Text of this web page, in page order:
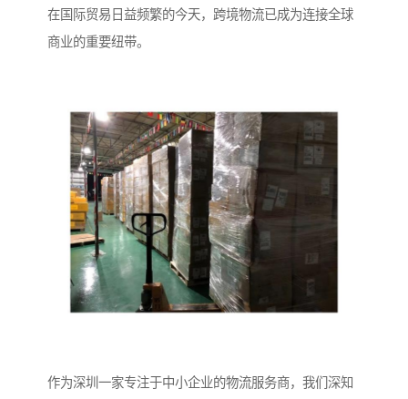
在国际贸易日益频繁的今天，跨境物流已成为连接全球
商业的重要纽带。
作为深圳一家专注于中小企业的物流服务商，我们深知